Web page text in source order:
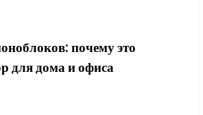
почему это
для дома и офиса